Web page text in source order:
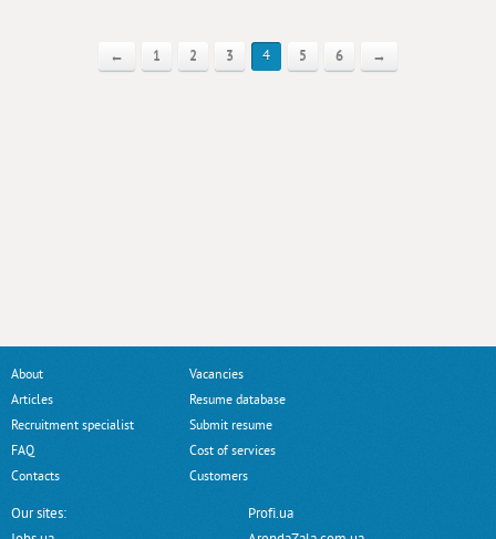
← 1 2 3 4 5 6 →
About
Articles
Recruitment specialist
FAQ
Contacts
Vacancies
Resume database
Submit resume
Cost of services
Customers
Our sites:
Profi.ua